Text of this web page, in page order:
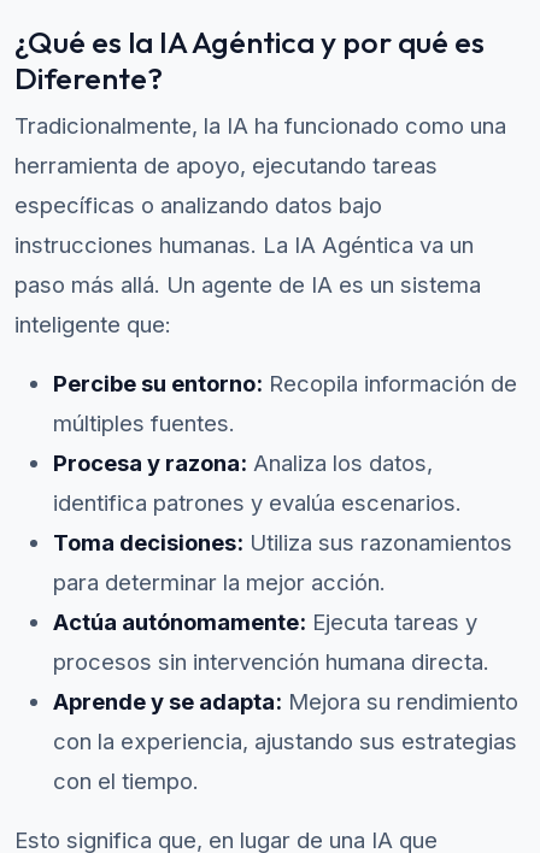
¿Qué es la IA Agéntica y por qué es
Diferente?
Tradicionalmente, la IA ha funcionado como una
herramienta de apoyo, ejecutando tareas
específicas o analizando datos bajo
instrucciones humanas. La IA Agéntica va un
paso más allá. Un agente de IA es un sistema
inteligente que:
Percibe su entorno: Recopila información de
múltiples fuentes.
Procesa y razona: Analiza los datos,
identifica patrones y evalúa escenarios.
Toma decisiones: Utiliza sus razonamientos
para determinar la mejor acción.
Actúa autónomamente: Ejecuta tareas y
procesos sin intervención humana directa.
Aprende y se adapta: Mejora su rendimiento
con la experiencia, ajustando sus estrategias
con el tiempo.
Esto significa que, en lugar de una IA que